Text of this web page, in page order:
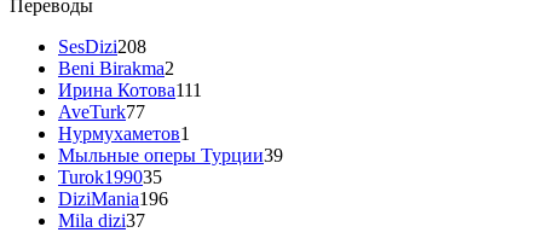
Переводы
SesDizi208
Beni Birakma2
Ирина Котова111
AveTurk77
Нурмухаметов1
Мыльные оперы Турции39
Turok199035
DiziMania196
Mila dizi37